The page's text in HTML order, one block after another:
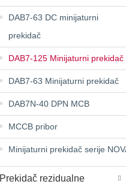
DAB7-63 DC minijaturni
prekidač
DAB7-125 Minijaturni prekidač
DAB7-63 Minijaturni prekidač
DAB7N-40 DPN MCB
MCCB pribor
Minijaturni prekidač serije
Prekidač rezidualne